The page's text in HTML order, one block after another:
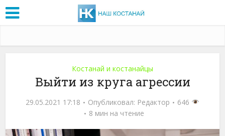
Костанай и костанайцы
Выйти из круга агрессии
29.05.2021 17:18 Опубликовал: Редактор
646
8 мин на чтение